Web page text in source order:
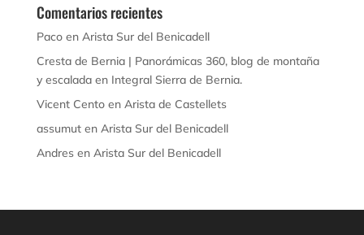
Comentarios recientes
Pacoen Arista Sur del Benicadell
Cresta de Bernia | Panorámicas 360, blog de montaña
y escaladaen Integral Sierra de Bernia.
Vicent Centoen Arista de Castellets
assumuten Arista Sur del Benicadell
Andresen Arista Sur del Benicadell